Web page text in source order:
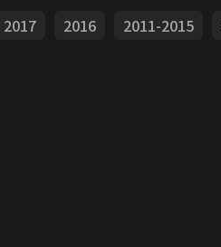
2017 2016 2011-2015